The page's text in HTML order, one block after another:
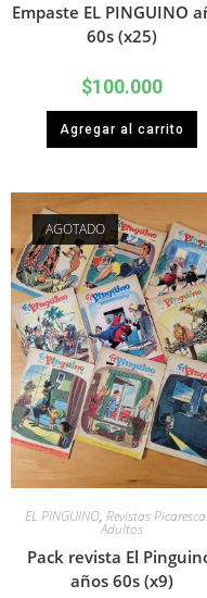
Empaste EL PINGUINO
60s (x25)
$100.000
Agregar al carrito
AGOTADO
EL PINGUINO, Revistas
Adultos
Pack revista El
años 60s (x9)